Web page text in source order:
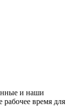
и наши
время для